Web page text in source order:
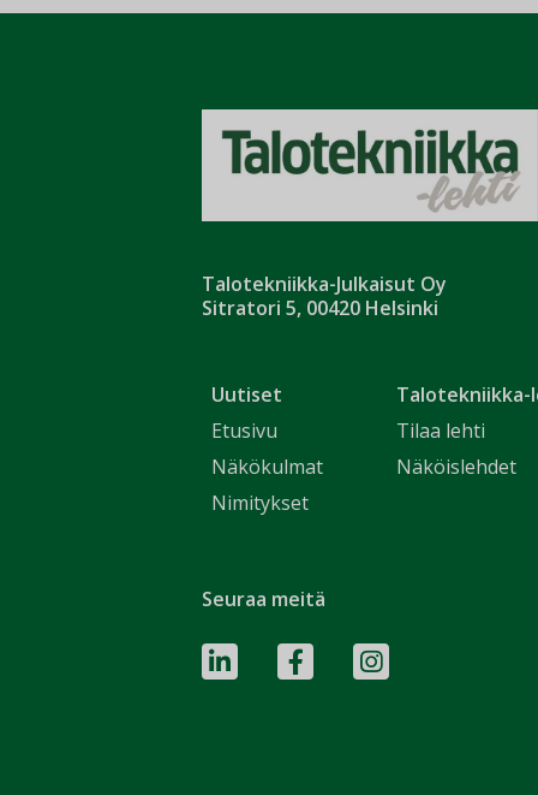
Talotekniikka-Julkaisut Oy
Sitratori 5, 00420 Helsinki
Uutiset
Etusivu
Näkökulmat
Nimitykset
Talotekniikka-
Tilaa lehti
Näköislehdet
Seuraa meitä